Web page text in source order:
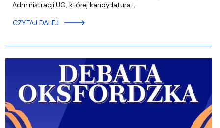
Administracji UG, której kandydatura…
CZYTAJ DALEJ